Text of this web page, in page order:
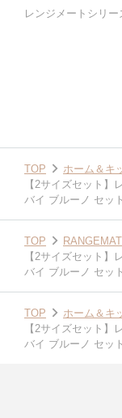
TOP ホーム＆キ
【2サイズセット
バイ ブルーノ セット
TOP
【2サイズセット
バイ ブルーノ セット
TOP
ホーム＆キ
【2サイズセット
バイ ブルーノ セット